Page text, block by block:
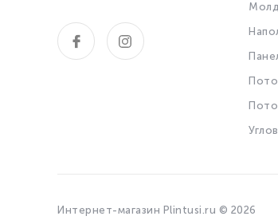
Интернет-магазин Plintusi.ru © 2026